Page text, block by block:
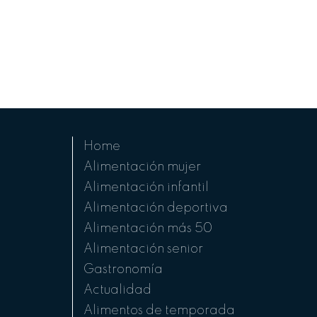
Home
Alimentación mujer
Alimentación infantil
Alimentación deportiva
Alimentación más 50
Alimentación senior
Gastronomía
Actualidad
Alimentos de temporada